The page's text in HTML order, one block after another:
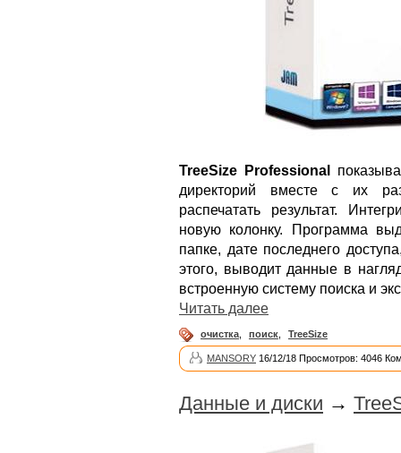
TreeSize Professional
директорий вместе с их
распечатать результат.
новую колонку. Программа
папке, дате последнего
этого, выводит данные в
встроенную систему поиска и
Читать далее
очистка поиск TreeSize
MANSORY 16/12/18 Просмотров: 4046
Данные и диски →